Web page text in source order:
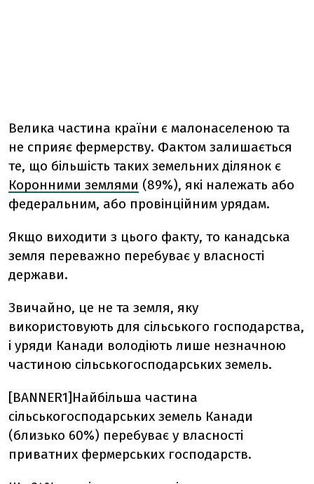
Велика частина країни є малонаселеною та
не сприяє фермерству. Фактом залишається
те, що більшість таких земельних ділянок є
Коронними землями (89%), які належать або
федеральним, або провінційним урядам.
Якщо виходити з цього факту, то канадська
земля переважно перебуває у власності
держави.
Звичайно, це не та земля, яку
використовують для сільського господарства,
і уряди Канади володіють лише незначною
частиною сільськогосподарських земель.
[BANNER1]Найбільша частина
сільськогосподарських земель Канади
(близько 60%) перебуває у власності
приватних фермерських господарств.